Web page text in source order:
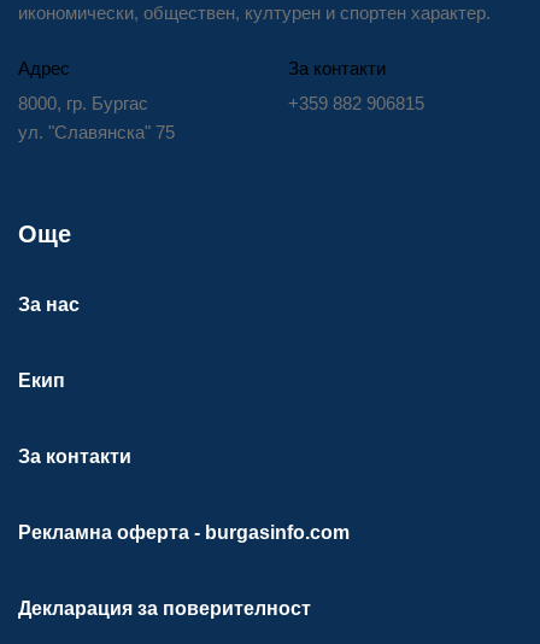
икономически, обществен, културен и спортен характер.
Адрес
8000, гр. Бургас
ул. "Славянска" 75
За контакти
+359 882 906815
Още
За нас
Екип
За контакти
Рекламна оферта - burgasinfo.com
Декларация за поверителност